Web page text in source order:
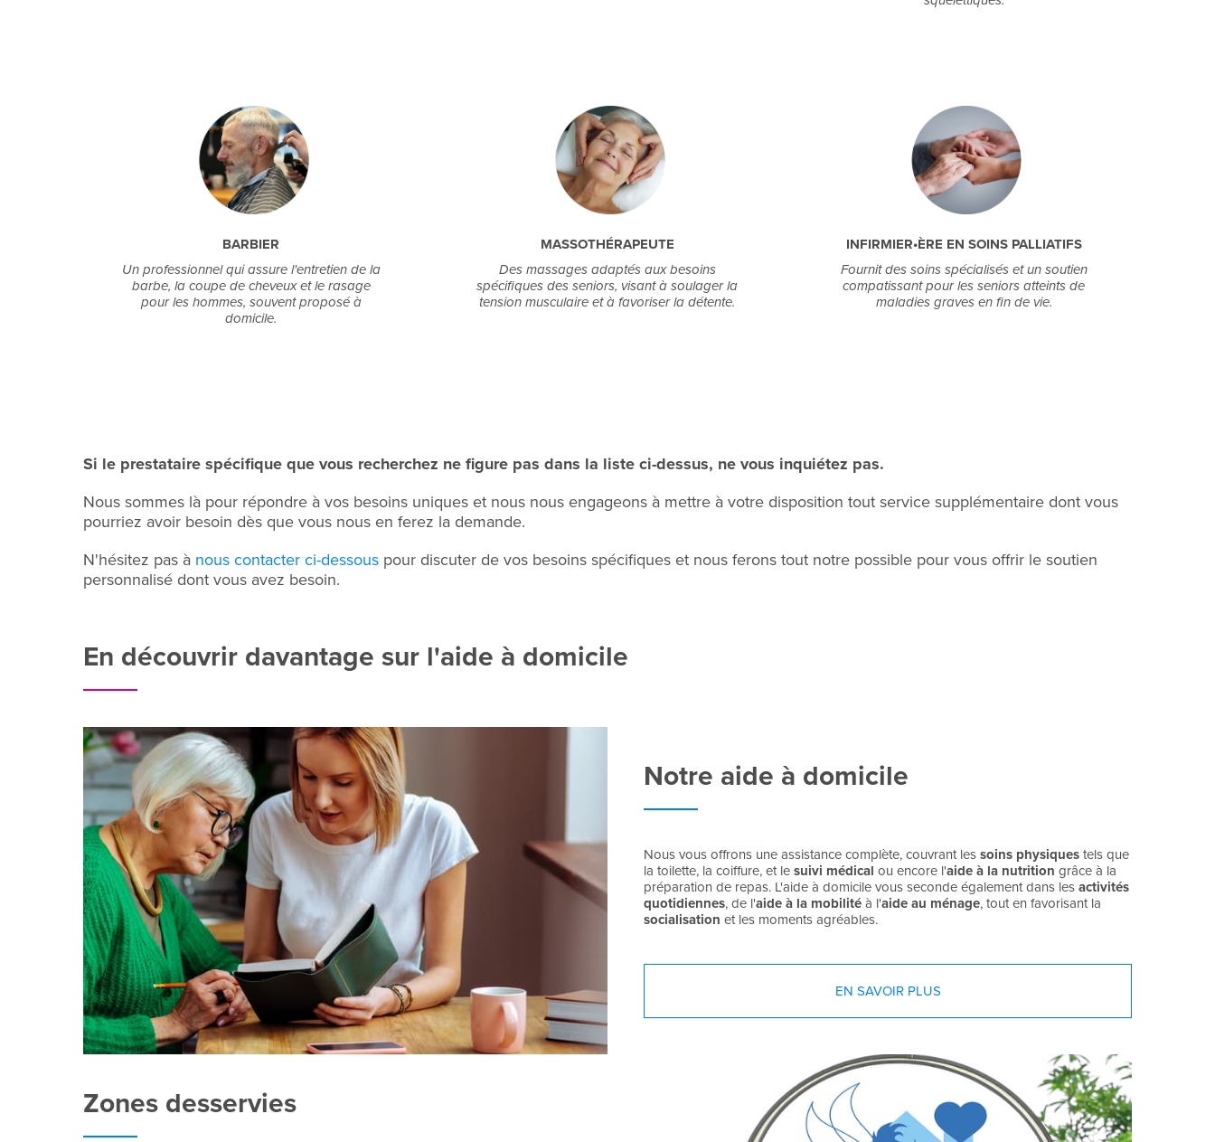
BARBIER
Un professionnel qui assure l'entretien de la
barbe, la coupe de cheveux et le rasage
pour les hommes, souvent proposé à
domicile.
MASSOTHÉRAPEUTE
Des massages adaptés aux besoins
spécifiques des seniors, visant à soulager la
tension musculaire et à favoriser la détente.
INFIRMIER•ÈRE EN SOINS PALLIATIFS
Fournit des soins spécialisés et un soutien
compatissant pour les seniors atteints de
maladies graves en fin de vie.
Si le prestataire spécifique que vous recherchez ne figure pas dans la liste ci-dessus, ne vous inquiétez pas.
Nous sommes là pour répondre à vos besoins uniques et nous nous engageons à mettre à votre disposition tout service supplémentaire dont vous
pourriez avoir besoin dès que vous nous en ferez la demande.
N'hésitez pas à nous contacter ci-dessous pour discuter de vos besoins spécifiques et nous ferons tout notre possible pour vous offrir le soutien
personnalisé dont vous avez besoin.
En découvrir davantage sur l'aide à domicile
Notre aide à domicile
Nous vous offrons une assistance complète, couvrant les soins physiques tels que
la toilette, la coiffure, et le suivi médical ou encore l'aide à la nutrition grâce à la
préparation de repas. L'aide à domicile vous seconde également dans les activités
quotidiennes, de l'aide à la mobilité à l'aide au ménage, tout en favorisant la
socialisation et les moments agréables.
EN SAVOIR PLUS
Zones desservies